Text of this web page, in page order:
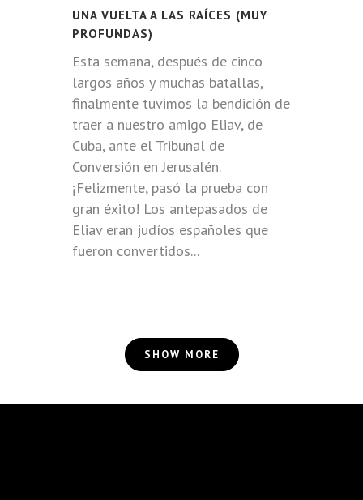
UNA VUELTA A LAS RAÍCES (MUY
PROFUNDAS)
Esta semana, después de cinco
largos años y muchas batallas,
finalmente tuvimos la bendición de
traer a nuestro amigo Eliav, de
Cuba, ante el Tribunal de
Conversión en Jerusalén.
¡Felizmente, pasó la prueba con
gran éxito! Los antepasados de
Eliav eran judíos españoles que
fueron convertidos...
SHOW MORE